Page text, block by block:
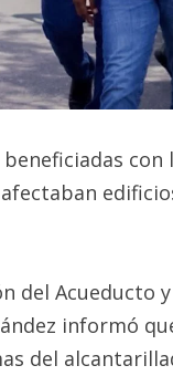
del Acueducto
informó
del